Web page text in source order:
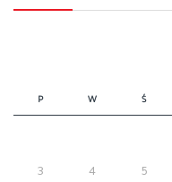
P W Ś
3
4 5